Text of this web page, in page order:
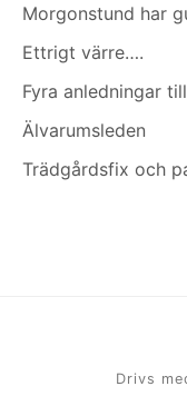
Morgonstund har
Ettrigt värre….
Fyra anledningar
Älvarumsleden
Trädgårdsfix och
Drivs